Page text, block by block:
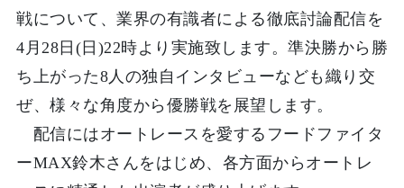
戦について、業界の有識者による徹底討論配信を
4月28日(日)22時より実施致します。準決勝から勝
ち上がった8人の独自インタビューなども織り交
ぜ、様々な角度から優勝戦を展望します。
配信にはオートレースを愛するフードファイタ
ーMAX鈴木さんをはじめ、各方面からオートレ